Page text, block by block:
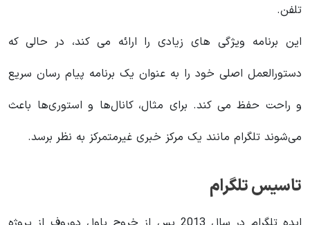
تلفن.
این برنامه ویژگی های زیادی را ارائه می کند، در حالی که
دستورالعمل اصلی خود را به عنوان یک برنامه پیام رسان سریع
و راحت حفظ می کند. برای مثال، کانال‌ها و استوری‌ها باعث
می‌شوند تلگرام مانند یک مرکز خبری غیرمتمرکز به نظر برسد.
تاسیس تلگرام